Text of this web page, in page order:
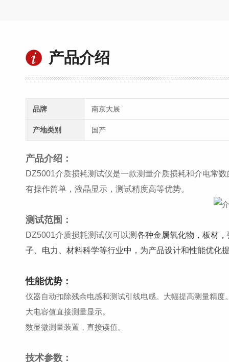
产品介绍
品牌 南京大展
产地类别 国产
产品介绍：
DZ5001介质损耗测试仪是一款测量介质损耗和介电常
有操作简单，液晶显示，测试精度高等优势。
测试范围：
DZ5001介质损耗测试仪可以测各种金属氧化物，板材
子、电力、材料科学等行业中，为产品设计和性能优化
性能优势：
仪器自动扣除残余电感和测试引线电感。大幅提高测量精度
大电容值直接测量显示。
数显微测量装置，直接读值。
技术参数：